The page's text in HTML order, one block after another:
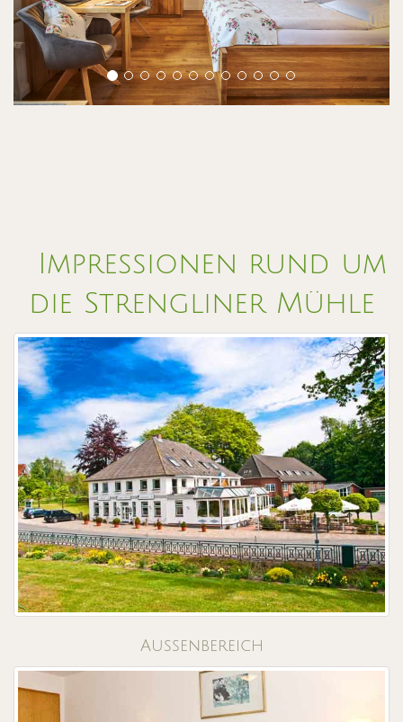
Impressionen rund um
die Strengliner Mühle
Aussenbereich